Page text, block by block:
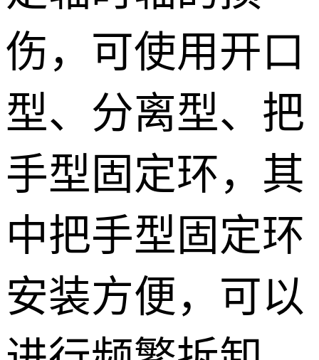
伤，可使用开口
型、分离型、把
手型固定环，其
中把手型固定环
安装方便，可以